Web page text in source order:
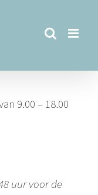
9.00 – 18.00
uur voor de